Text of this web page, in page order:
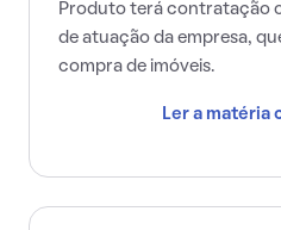
Produto terá contratação
de atuação da empresa,
compra de imóveis.
Ler a matéria